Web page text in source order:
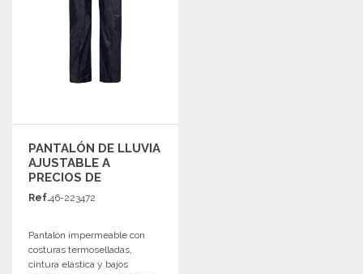
PANTALÓN DE LLUVIA
AJUSTABLE A
PRECIOS DE
MAYORISTA
Ref.46-223472
Pantalón impermeable con
costuras termoselladas,
cintura elástica y bajos